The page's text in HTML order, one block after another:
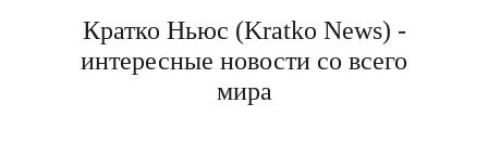
Кратко Ньюс (Kratko News) -
интересные новости со всего
мира